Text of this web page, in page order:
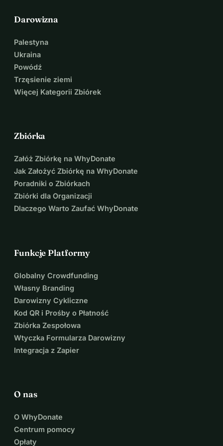
Darowizna
Palestyna
Ukraina
Powódź
Trzęsienie ziemi
Więcej Kategorii Zbiórek
Zbiórka
Załóż Zbiórkę na WhyDonate
Jak Założyć Zbiórkę na WhyDonate
Poradniki o Zbiórkach
Zbiórki dla Organizacji
Dlaczego Warto Zaufać WhyDonate
Funkcje Platformy
Globalny Crowdfunding
Własny Branding
Darowizny Cykliczne
Kod QR i Prośby o Płatność
Zbiórka Zespołowa
Wtyczka Formularza Darowizny
Integracja z Zapier
O nas
O WhyDonate
Centrum pomocy
Opłaty